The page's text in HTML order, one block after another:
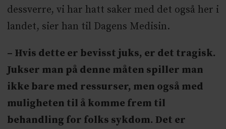
dessverre, vi har hatt saker med det også her i
landet, sier han til Dagens Medisin.
– Hvis dette er bevisst juks, er det tragisk.
Jukser man på denne måten spiller man
ikke bare med ressurser, men også med
muligheten til å komme frem til
behandling for folks sykdom. Det er